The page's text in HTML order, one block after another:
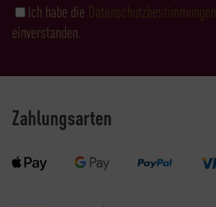
Ich habe die Datenschutzbestimmungen
einverstanden.
Zahlungsarten